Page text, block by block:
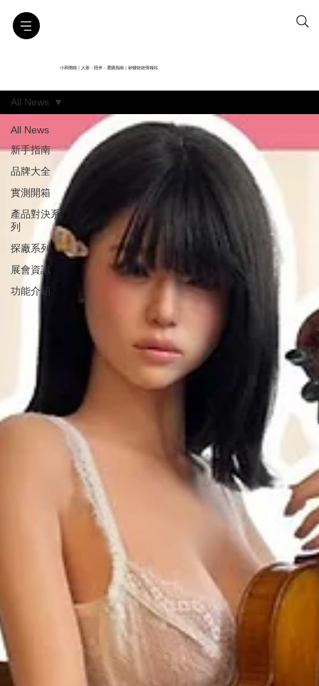
小班開箱｜人形・陪伴・選購指南｜矽膠娃娃情報站
All News
新手指南
品牌大全
實測開箱
產品對決系
列
探廠系列
展會資訊
功能介紹
All News